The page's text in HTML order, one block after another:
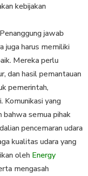
kebijakan
Penanggung jawab
juga harus memiliki
Mereka perlu
dan hasil pemantauan
pemerintah,
Komunikasi yang
semua pihak
pencemaran udara
kualitas udara yang
oleh Energy
mengasah